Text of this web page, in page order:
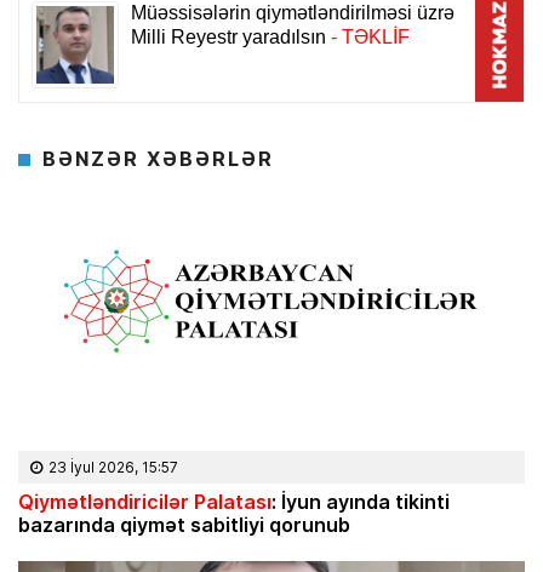
BƏNZƏR XƏBƏRLƏR
23 İyul 2026, 15:57
Qiymətləndiricilər Palatası: İyun ayında tikinti
bazarında qiymət sabitliyi qorunub